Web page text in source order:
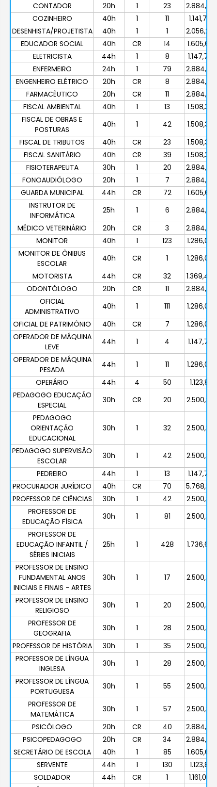
CONTADOR
20h 1 23
2.884,29
COZINHEIRO
40h 1 11
1.141,74
DESENHISTA/PROJETISTA
40h 1 1
2.056,24
EDUCADOR SOCIAL
40h CR 14
1.605,63
ELETRICISTA
44h 1 8
1.147,72
ENFERMEIRO
24h 1 79
2.884,29
ENGENHEIRO ELÉTRICO
20h CR 8
2.884,29
FARMACÊUTICO
20h CR 11
2.884,29
FISCAL AMBIENTAL
40h 1 13
1.508,38
FISCAL DE OBRAS E
POSTURAS
40h 1 42
1.508,38
FISCAL DE TRIBUTOS
40h CR 23
1.508,38
FISCAL SANITÁRIO
40h CR 39
1.508,38
FISIOTERAPEUTA
30h 1 20
2.884,29
FONOAUDIÓLOGO
20h 1 7
2.884,29
GUARDA MUNICIPAL
44h CR 72
1.605,63
INSTRUTOR DE
INFORMÁTICA
25h 1 6
2.884,29
MÉDICO VETERINÁRIO
20h CR 3
2.884,29
MONITOR
40h 1 123
1.286,07
MONITOR DE ÔNIBUS
ESCOLAR
40h CR 1
1.286,07
MOTORISTA
44h CR 32
1.369,44
ODONTÓLOGO
20h CR 11
2.884,29
OFICIAL
ADMINISTRATIVO
40h 1 111
1.286,07
OFICIAL DE PATRIMÔNIO
40h CR 7
1.286,07
OPERADOR DE MÁQUINA
LEVE
44h 1 4
1.147,72
OPERADOR DE MÁQUINA
PESADA
44h 1 11
1.286,07
OPERÁRIO
44h 4 50
1.123,81
PEDAGOGO EDUCAÇÃO
ESPECIAL
30h CR 20
2.500,83
PEDAGOGO
ORIENTAÇÃO
EDUCACIONAL
30h 1 32 2.500,83
PEDAGOGO SUPERVISÃO
ESCOLAR
30h 1 42
2.500,83
PEDREIRO
44h 1 13
1.147,72
PROCURADOR JURÍDICO
40h CR 70
5.768,58
PROFESSOR DE CIÊNCIAS
30h 1 42
2.500,83
PROFESSOR DE
EDUCAÇÃO FÍSICA
30h 1 81
2.500,83
PROFESSOR DE
EDUCAÇÃO INFANTIL /
SÉRIES INICIAIS
25h 1 428 1.736,69
PROFESSOR DE ENSINO
FUNDAMENTAL ANOS
INICIAIS E FINAIS - ARTES
30h 1 17 2.500,83
PROFESSOR DE ENSINO
RELIGIOSO
30h 1 20
2.500,83
PROFESSOR DE
GEOGRAFIA
30h 1 28
2.500,83
PROFESSOR DE HISTÓRIA
30h 1 35
2.500,83
PROFESSOR DE LÍNGUA
INGLESA
30h 1 28
2.500,83
PROFESSOR DE LÍNGUA
PORTUGUESA
30h 1 55
2.500,83
PROFESSOR DE
MATEMÁTICA
30h 1 57
2.500,83
PSICÓLOGO
20h CR 40
2.884,29
PSICOPEDAGOGO
20h CR 34
2.884,29
SECRETÁRIO DE ESCOLA
40h 1 85
1.605,63
SERVENTE
44h 1 130
1.123,81
SOLDADOR
44h CR 1
1.161,04